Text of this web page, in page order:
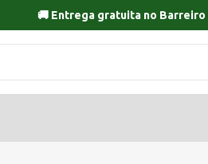
🚚 Entrega gratuita no Barreiro